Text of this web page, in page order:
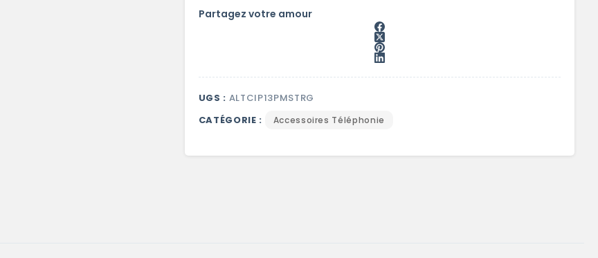
Partagez votre amour
UGS : ALTCIP13PMSTRG
CATÉGORIE :
Accessoires Téléphonie